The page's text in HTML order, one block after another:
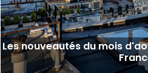
Les nouveautés du mois